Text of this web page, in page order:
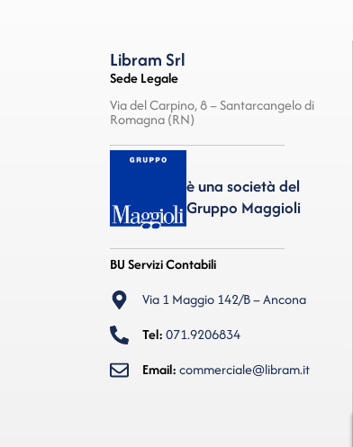
Libram Srl
Sede Legale
Via del Carpino, 8 – Santarcangelo di
Romagna (RN)
è una società del
Gruppo Maggioli
BU Servizi Contabili
Via 1 Maggio 142/B – Ancona
Tel:071.9206834
Email:commerciale@libram.it